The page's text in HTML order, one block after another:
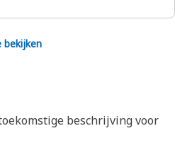
bekijken
beschrijving voor